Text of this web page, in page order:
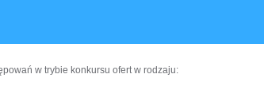
w trybie konkursu ofert w rodzaju: